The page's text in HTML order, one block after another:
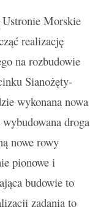
Ustronie Morskie
realizację
na rozbudowie
Sianożęty-
wykonana nowa
droga
nowe rowy
pionowe i
budowie to
zadania to